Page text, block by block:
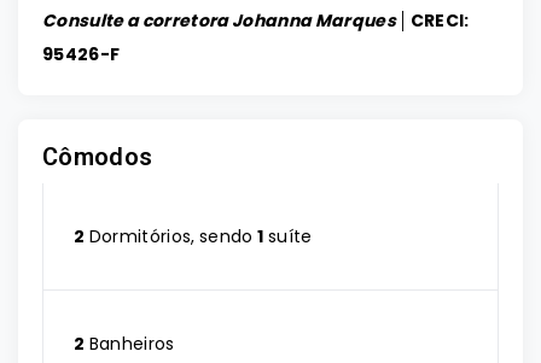
Consulte a corretora Johanna Marques │ CRECI:
95426-F
Cômodos
2 Dormitórios, sendo1 suíte
2 Banheiros